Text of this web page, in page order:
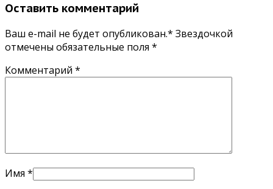
Оставить комментарий
Ваш e-mail не будет опубликован.* Звездочкой
отмечены обязательные поля *
Комментарий *
Имя *